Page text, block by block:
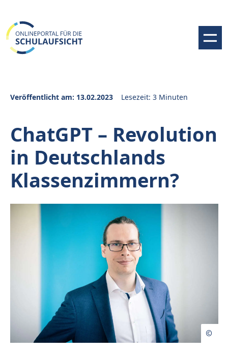
Veröffentlicht am: 13.02.2023 Lesezeit: 3 Minuten
ChatGPT – Revolution
in Deutschlands
Klassenzimmern?